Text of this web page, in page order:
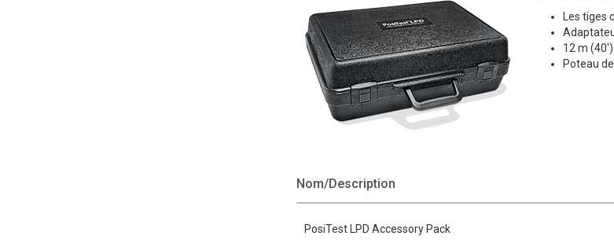
Les
12 m
Poteau
Nom/Description
PosiTest LPD Accessory Pack